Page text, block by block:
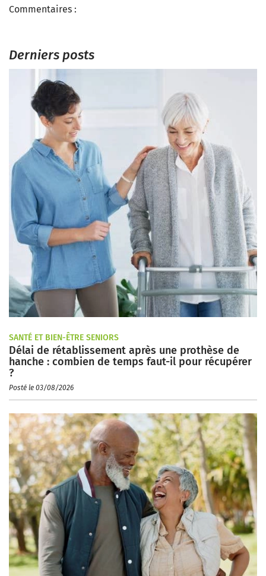
Commentaires :
Derniers posts
SANTÉ ET BIEN-ÊTRE SENIORS
Délai de rétablissement après une prothèse de
hanche : combien de temps faut-il pour récupérer
?
Posté le 03/08/2026